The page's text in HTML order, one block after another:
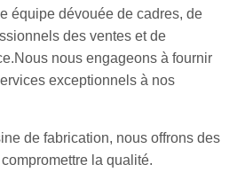
équipe dévouée de cadres, de
des ventes et de
nous engageons à fournir
exceptionnels à nos
de fabrication, nous offrons des
la qualité.